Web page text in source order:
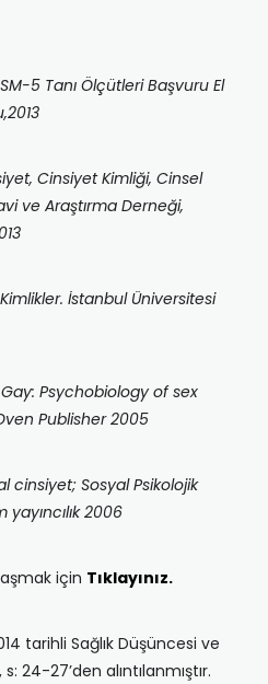
5 Tanı Ölçütleri Başvuru El
Cinsiyet Kimliği, Cinsel
ve Araştırma Derneği,
İstanbul Üniversitesi
Psychobiology of sex
Publisher 2005
cinsiyet; Sosyal Psikolojik
2006
için Tıklayınız.
tarihli Sağlık Düşüncesi ve
24-27’den alıntılanmıştır.